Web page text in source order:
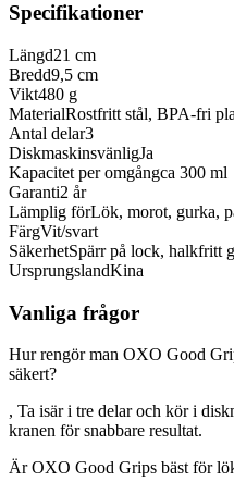
Specifikationer
Längd21 cm
Bredd9,5 cm
Vikt480 g
MaterialRostfritt stål, BPA-fri
Antal delar3
DiskmaskinsvänligJa
Kapacitet per omgångca 300 ml
Garanti2 år
Lämplig förLök, morot, gurka,
FärgVit/svart
SäkerhetSpärr på lock, halkfritt
UrsprungslandKina
Vanliga frågor
Hur rengör man OXO Good
säkert?
, Ta isär i tre delar och kör i
kranen för snabbare resultat.
Är OXO Good Grips bäst för